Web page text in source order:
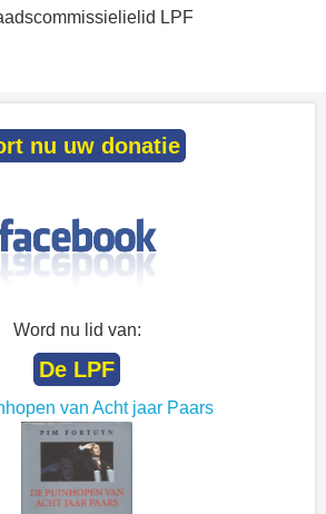
LPF
nu uw donatie
Word nu lid van:
De LPF
van Acht jaar Paars